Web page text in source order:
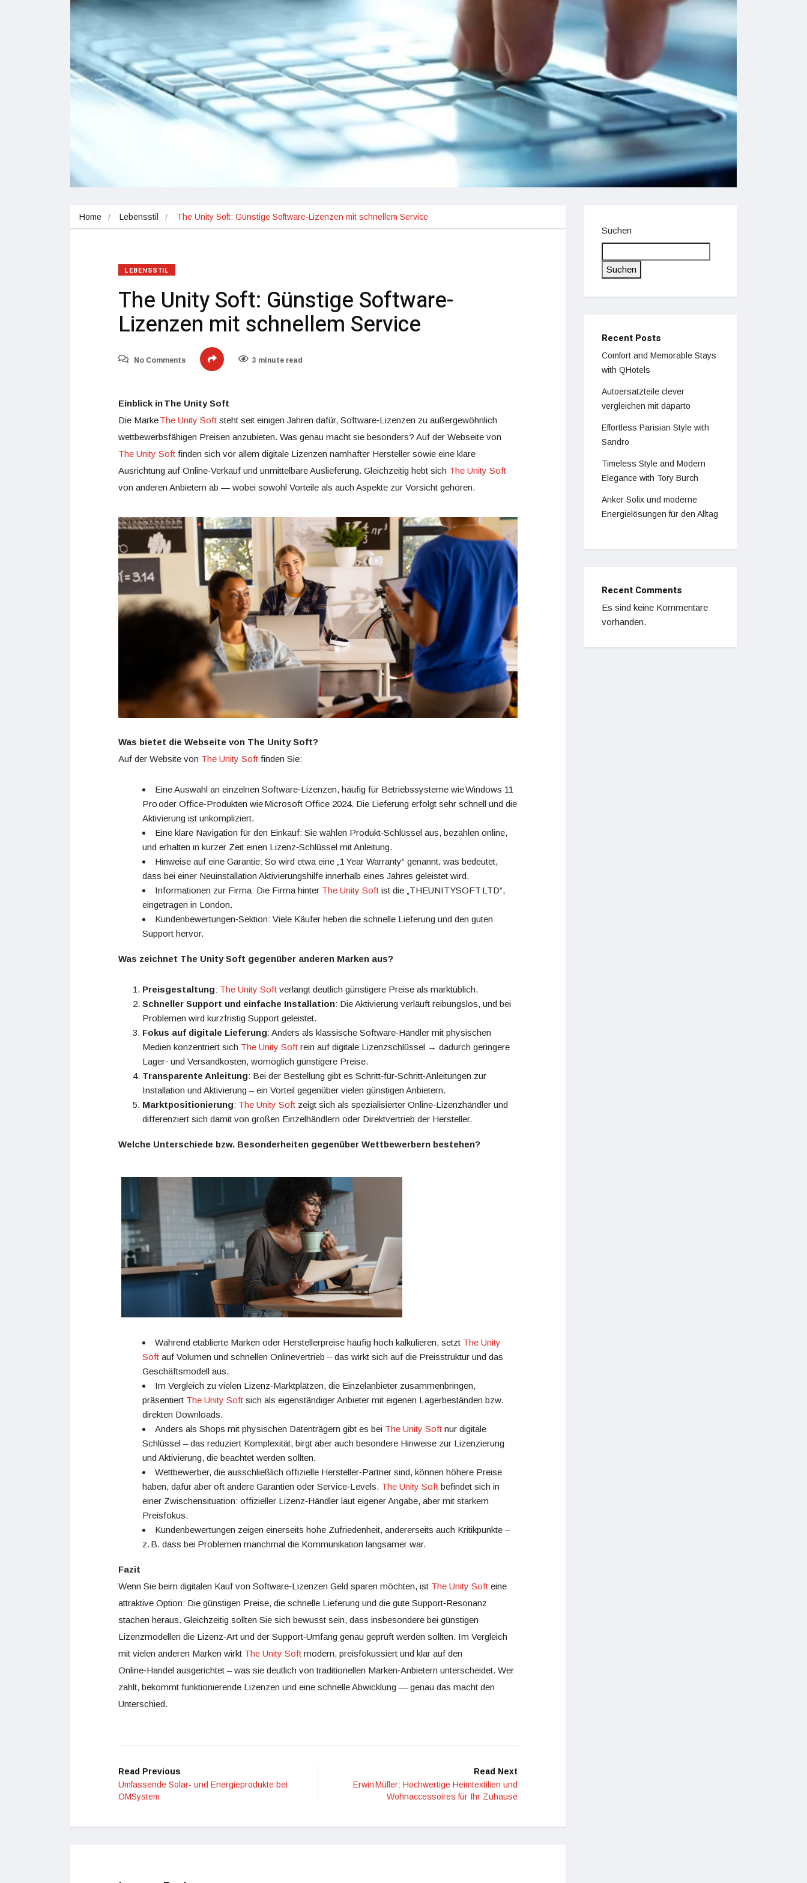
Home Lebensstil The Unity Soft: Günstige Software-Lizenzen mit schnellem Service
LEBENSSTIL
The Unity Soft: Günstige Software-
Lizenzen mit schnellem Service
No Comments 3 minute read
Einblick in The Unity Soft
Die MarkeThe Unity Soft steht seit einigen Jahren dafür, Software‑Lizenzen zu außergewöhnlich
wettbewerbsfähigen Preisen anzubieten. Was genau macht sie besonders? Auf der Webseite von
The Unity Soft finden sich vor allem digitale Lizenzen namhafter Hersteller sowie eine klare
Ausrichtung auf Online‑Verkauf und unmittelbare Auslieferung. Gleichzeitig hebt sich The Unity Soft
von anderen Anbietern ab — wobei sowohl Vorteile als auch Aspekte zur Vorsicht gehören.
Was bietet die Webseite von The Unity Soft?
Auf der Website von The Unity Soft finden Sie:
Eine Auswahl an einzelnen Software‑Lizenzen, häufig für Betriebssysteme wie Windows 11
Pro oder Office‑Produkten wie Microsoft Office 2024. Die Lieferung erfolgt sehr schnell und die
Aktivierung ist unkompliziert.
Eine klare Navigation für den Einkauf: Sie wählen Produkt‑Schlüssel aus, bezahlen online,
und erhalten in kurzer Zeit einen Lizenz‑Schlüssel mit Anleitung.
Hinweise auf eine Garantie: So wird etwa eine „1 Year Warranty“ genannt, was bedeutet,
dass bei einer Neuinstallation Aktivierungshilfe innerhalb eines Jahres geleistet wird.
Informationen zur Firma: Die Firma hinter The Unity Soft ist die „THEUNITYSOFT LTD“,
eingetragen in London.
Kundenbewertungen‑Sektion: Viele Käufer heben die schnelle Lieferung und den guten
Support hervor.
Was zeichnet The Unity Soft gegenüber anderen Marken aus?
Preisgestaltung: The Unity Soft verlangt deutlich günstigere Preise als marktüblich.
Schneller Support und einfache Installation: Die Aktivierung verläuft reibungslos, und bei
Problemen wird kurzfristig Support geleistet.
Fokus auf digitale Lieferung: Anders als klassische Software‑Händler mit physischen
Medien konzentriert sich The Unity Soft rein auf digitale Lizenzschlüssel → dadurch geringere
Lager‑ und Versandkosten, womöglich günstigere Preise.
Transparente Anleitung: Bei der Bestellung gibt es Schritt‑für‑Schritt‑Anleitungen zur
Installation und Aktivierung – ein Vorteil gegenüber vielen günstigen Anbietern.
Marktpositionierung: The Unity Soft zeigt sich als spezialisierter Online‑Lizenzhändler und
differenziert sich damit von großen Einzelhändlern oder Direktvertrieb der Hersteller.
Welche Unterschiede bzw. Besonderheiten gegenüber Wettbewerbern bestehen?
Während etablierte Marken oder Herstellerpreise häufig hoch kalkulieren, setzt The Unity
Soft auf Volumen und schnellen Onlinevertrieb – das wirkt sich auf die Preisstruktur und das
Geschäftsmodell aus.
Im Vergleich zu vielen Lizenz‑Marktplätzen, die Einzelanbieter zusammenbringen,
präsentiert The Unity Soft sich als eigenständiger Anbieter mit eigenen Lagerbeständen bzw.
direkten Downloads.
Anders als Shops mit physischen Datenträgern gibt es bei The Unity Soft nur digitale
Schlüssel – das reduziert Komplexität, birgt aber auch besondere Hinweise zur Lizenzierung
und Aktivierung, die beachtet werden sollten.
Wettbewerber, die ausschließlich offizielle Hersteller‑Partner sind, können höhere Preise
haben, dafür aber oft andere Garantien oder Service‑Levels. The Unity Soft befindet sich in
einer Zwischensituation: offizieller Lizenz‑Händler laut eigener Angabe, aber mit starkem
Preisfokus.
Kundenbewertungen zeigen einerseits hohe Zufriedenheit, andererseits auch Kritikpunkte –
z. B. dass bei Problemen manchmal die Kommunikation langsamer war.
Fazit
Wenn Sie beim digitalen Kauf von Software‑Lizenzen Geld sparen möchten, ist The Unity Soft eine
attraktive Option: Die günstigen Preise, die schnelle Lieferung und die gute Support‑Resonanz
stachen heraus. Gleichzeitig sollten Sie sich bewusst sein, dass insbesondere bei günstigen
Lizenzmodellen die Lizenz‑Art und der Support‑Umfang genau geprüft werden sollten. Im Vergleich
mit vielen anderen Marken wirkt The Unity Soft modern, preisfokussiert und klar auf den
Online‑Handel ausgerichtet – was sie deutlich von traditionellen Marken‑Anbietern unterscheidet. Wer
zahlt, bekommt funktionierende Lizenzen und eine schnelle Abwicklung — genau das macht den
Unterschied.
Read Previous
Umfassende Solar- und Energieprodukte bei
OMSystem
Read Next
Erwin Müller: Hochwertige Heimtextilien und
Wohnaccessoires für Ihr Zuhause
Suchen
Suchen
Recent Posts
Comfort and Memorable Stays
with QHotels
Autoersatzteile clever
vergleichen mit daparto
Effortless Parisian Style with
Sandro
Timeless Style and Modern
Elegance with Tory Burch
Anker Solix und moderne
Energielösungen für den Alltag
Recent Comments
Es sind keine Kommentare
vorhanden.